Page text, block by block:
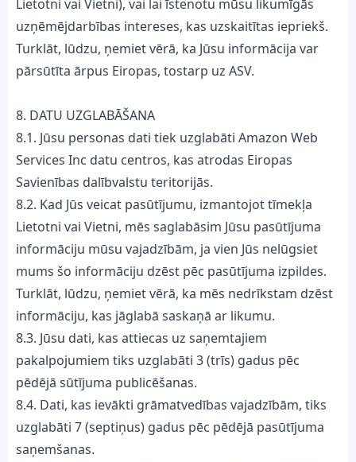
Lietotni vai Vietni), vai lai īstenotu mūsu likumīgās
uzņēmējdarbības intereses, kas uzskaitītas iepriekš.
Turklāt, lūdzu, ņemiet vērā, ka Jūsu informācija var
pārsūtīta ārpus Eiropas, tostarp uz ASV.
8. DATU UZGLABĀŠANA
8.1. Jūsu personas dati tiek uzglabāti Amazon Web
Services Inc datu centros, kas atrodas Eiropas
Savienības dalībvalstu teritorijās.
8.2. Kad Jūs veicat pasūtījumu, izmantojot tīmekļa
Lietotni vai Vietni, mēs saglabāsim Jūsu pasūtījuma
informāciju mūsu vajadzībām, ja vien Jūs nelūgsiet
mums šo informāciju dzēst pēc pasūtījuma izpildes.
Turklāt, lūdzu, ņemiet vērā, ka mēs nedrīkstam dzēst
informāciju, kas jāglabā saskaņā ar likumu.
8.3. Jūsu dati, kas attiecas uz saņemtajiem
pakalpojumiem tiks uzglabāti 3 (trīs) gadus pēc
pēdējā sūtījuma publicēšanas.
8.4. Dati, kas ievākti grāmatvedības vajadzībām, tiks
uzglabāti 7 (septiņus) gadus pēc pēdējā pasūtījuma
saņemšanas.